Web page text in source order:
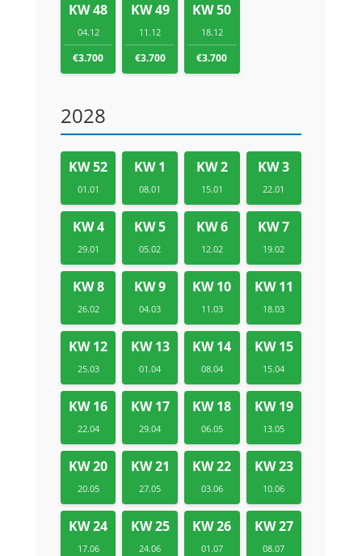
KW 48
04.12
€3.700
KW 49
11.12
€3.700
KW 50
18.12
€3.700
2028
KW 52
01.01
KW 1
08.01
KW 2
15.01
KW 3
22.01
KW 4
29.01
KW 5
05.02
KW 6
12.02
KW 7
19.02
KW 8
26.02
KW 9
04.03
KW 10
11.03
KW 11
18.03
KW 12
25.03
KW 13
01.04
KW 14
08.04
KW 15
15.04
KW 16
22.04
KW 17
29.04
KW 18
06.05
KW 19
13.05
KW 20
20.05
KW 21
27.05
KW 22
03.06
KW 23
10.06
KW 24
17.06
KW 25
24.06
KW 26
01.07
KW 27
08.07